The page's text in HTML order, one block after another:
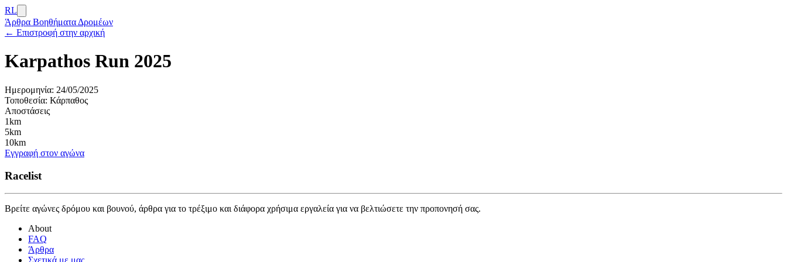
RL
Άρθρα Βοηθήματα Δρομέων
← Επιστροφή στην αρχική
Karpathos Run 2025
Ημερομηνία: 24/05/2025
Τοποθεσία: Κάρπαθος
Αποστάσεις
1km
5km
10km
Εγγραφή στον αγώνα
Racelist
Βρείτε αγώνες δρόμου και βουνού, άρθρα για το τρέξιμο και διάφορα χρήσιμα εργαλεία για να βελτιώσετε την προπονησή σας.
About
FAQ
Άρθρα